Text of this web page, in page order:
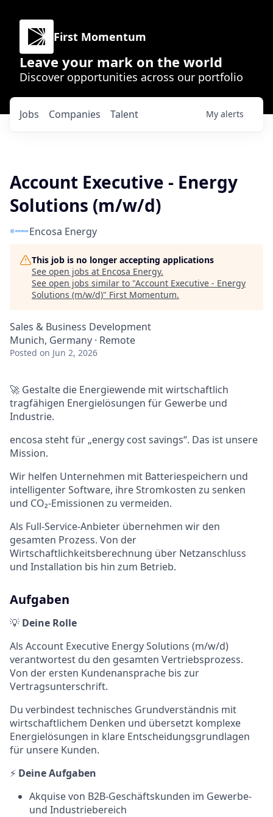
First Momentum
Leave your mark on the world
Discover opportunities across our portfolio
Jobs Companies Talent My alerts
Account Executive - Energy
Solutions (m/w/d)
Encosa Energy
This job is no longer accepting applications
See open jobs at Encosa Energy.
See open jobs similar to "Account Executive - Energy
Solutions (m/w/d)" First Momentum.
Sales & Business Development
Munich, Germany · Remote
Posted on Jun 2, 2026
🚀 Gestalte die Energiewende mit wirtschaftlich
tragfähigen Energielösungen für Gewerbe und
Industrie.
encosa steht für „energy cost savings“. Das ist unsere
Mission.
Wir helfen Unternehmen mit Batteriespeichern und
intelligenter Software, ihre Stromkosten zu senken
und CO₂-Emissionen zu vermeiden.
Als Full-Service-Anbieter übernehmen wir den
gesamten Prozess. Von der
Wirtschaftlichkeitsberechnung über Netzanschluss
und Installation bis hin zum Betrieb.
Aufgaben
💡 Deine Rolle
Als Account Executive Energy Solutions (m/w/d)
verantwortest du den gesamten Vertriebsprozess.
Von der ersten Kundenansprache bis zur
Vertragsunterschrift.
Du verbindest technisches Grundverständnis mit
wirtschaftlichem Denken und übersetzt komplexe
Energielösungen in klare Entscheidungsgrundlagen
für unsere Kunden.
⚡ Deine Aufgaben
Akquise von B2B-Geschäftskunden im Gewerbe-
und Industriebereich